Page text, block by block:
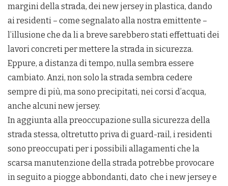
margini della strada, dei new jersey in plastica, dando
ai residenti – come segnalato alla nostra emittente –
l’illusione che da li a breve sarebbero stati effettuati dei
lavori concreti per mettere la strada in sicurezza.
Eppure, a distanza di tempo, nulla sembra essere
cambiato. Anzi, non solo la strada sembra cedere
sempre di più, ma sono precipitati, nei corsi d’acqua,
anche alcuni new jersey.
In aggiunta alla preoccupazione sulla sicurezza della
strada stessa, oltretutto priva di guard-rail, i residenti
sono preoccupati per i possibili allagamenti che la
scarsa manutenzione della strada potrebbe provocare
in seguito a piogge abbondanti, dato che i new jersey e